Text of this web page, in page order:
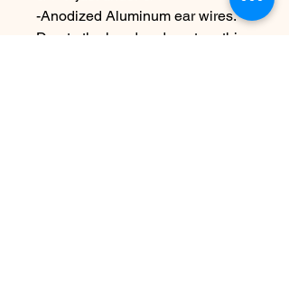
-Anodized Aluminum ear wires.
Due to the handmade nature this